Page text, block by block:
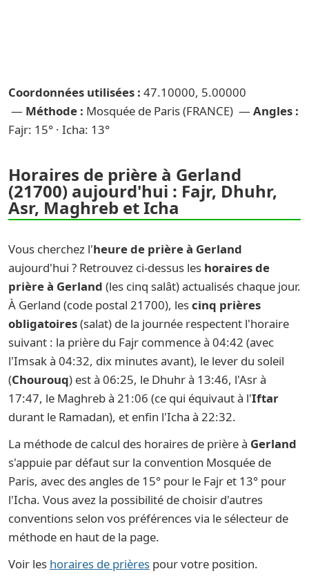
Coordonnées utilisées : 47.10000, 5.00000
— Méthode : Mosquée de Paris (FRANCE) — Angles :
Fajr: 15° · Icha: 13°
Horaires de prière à Gerland
(21700) aujourd'hui : Fajr, Dhuhr,
Asr, Maghreb et Icha
Vous cherchez l'heure de prière à Gerland
aujourd'hui ? Retrouvez ci-dessus les horaires de
prière à Gerland (les cinq salât) actualisés chaque jour.
À Gerland (code postal 21700), lescinq prières
obligatoires(salat) de la journée respectent l'horaire
suivant : la prière du Fajr commence à 04:42 (avec
l'Imsak à 04:32, dix minutes avant), le lever du soleil
(Chourouq) est à 06:25, le Dhuhr à 13:46, l'Asr à
17:47, le Maghreb à 21:06 (ce qui équivaut à l'Iftar
durant le Ramadan), et enfin l'Icha à 22:32.
La méthode de calcul des horaires de prière à Gerland
s'appuie par défaut sur la convention Mosquée de
Paris, avec des angles de 15° pour le Fajr et 13° pour
l'Icha. Vous avez la possibilité de choisir d'autres
conventions selon vos préférences via le sélecteur de
méthode en haut de la page.
Voir les horaires de prières pour votre position.